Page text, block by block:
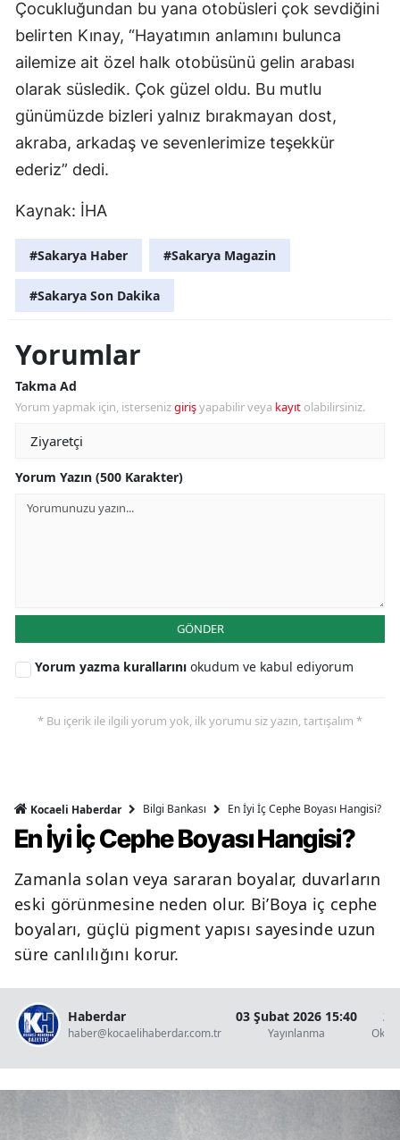
Çocukluğundan bu yana otobüsleri çok sevdiğini
belirten Kınay, “Hayatımın anlamını bulunca
ailemize ait özel halk otobüsünü gelin arabası
olarak süsledik. Çok güzel oldu. Bu mutlu
günümüzde bizleri yalnız bırakmayan dost,
akraba, arkadaş ve sevenlerimize teşekkür
ederiz” dedi.
Kaynak: İHA
#Sakarya Haber #Sakarya Magazin
#Sakarya Son Dakika
Yorumlar
Takma Ad
Yorum yapmak için, istersenizgirişyapabilir veya kayıt olabilirsiniz.
Yorum Yazın (500 Karakter)
GÖNDER
Yorum yazma kurallarını okudum ve kabul ediyorum
* Bu içerik ile ilgili yorum yok, ilk yorumu siz yazın, tartışalım *
Kocaeli Haberdar Bilgi Bankası En İyi İç Cephe Boyası Hangisi?
En İyi İç Cephe Boyası Hangisi?
Zamanla solan veya sararan boyalar, duvarların
eski görünmesine neden olur. Bi’Boya iç cephe
boyaları, güçlü pigment yapısı sayesinde uzun
süre canlılığını korur.
Haberdar
haber@kocaelihaberdar.com.tr
03 Şubat 2026 15:40
Yayınlanma
2